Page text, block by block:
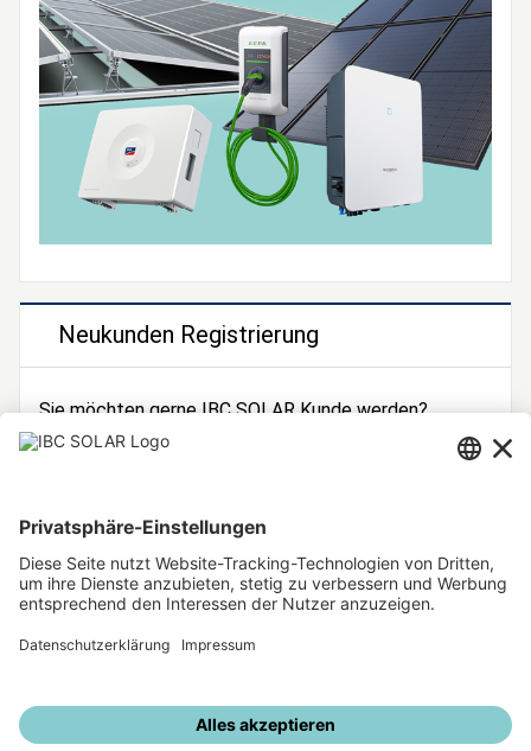
Neukunden Registrierung
Sie möchten gerne IBC SOLAR Kunde werden?
Dann registrieren Sie sich jetzt!
Unsere weiteren Angebote
IBC SOLAR Webseite